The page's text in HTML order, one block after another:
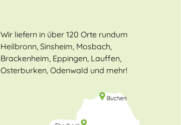
Wir liefern in über 120 Orte rundum
Heilbronn, Sinsheim, Mosbach,
Brackenheim, Eppingen, Lauffen,
Osterburken, Odenwald und mehr!